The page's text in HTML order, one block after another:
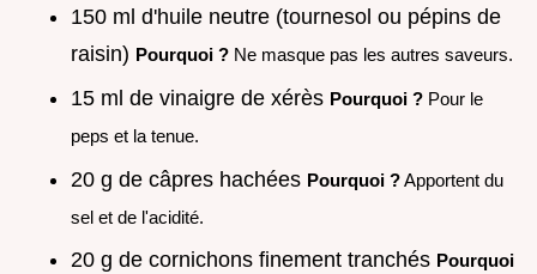
150 ml d'huile neutre (tournesol ou pépins de
raisin) Pourquoi ? Ne masque pas les autres saveurs.
15 ml de vinaigre de xérès Pourquoi ? Pour le
peps et la tenue.
20 g de câpres hachées Pourquoi ?Apportent du
sel et de l'acidité.
20 g de cornichons finement tranchés Pourquoi